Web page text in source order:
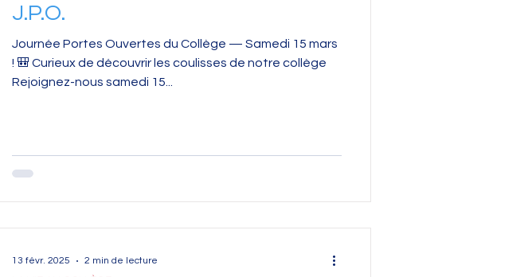
J.P.O.
Journée Portes Ouvertes du Collège — Samedi 15 mars
! 🎒 Curieux de découvrir les coulisses de notre collège
Rejoignez-nous samedi 15...
13 févr. 2025 2 min de lecture